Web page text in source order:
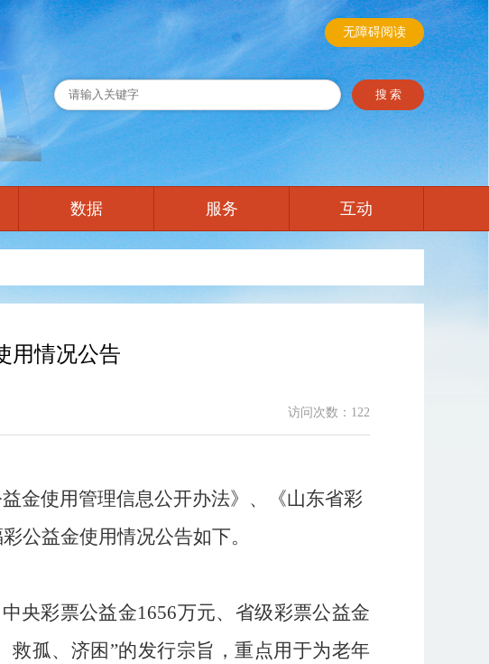
无障碍阅读
数据 服务 互动
用情况公告
访问次数： 122
金使用管理信息公开办法》、《山东省彩
公益金使用情况公告如下。
中央彩票公益金1656万元、 省级彩票公益金
救孤、济困 ”的发行宗旨，重点用于为老年